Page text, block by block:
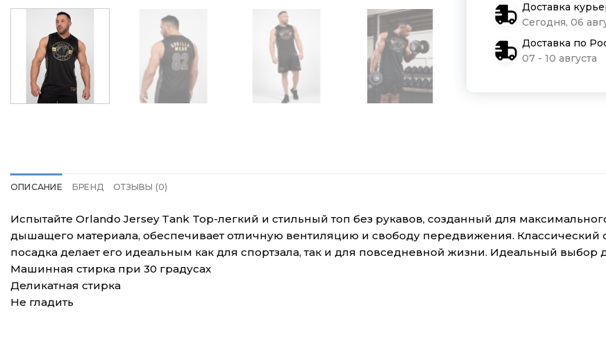
Доставка
Сегодня, 06
Доставка по
07 - 10 августа
ОПИСАНИЕ БРЕНД ОТЗЫВЫ (0)
Испытайте Orlando Jersey Tank Top-легкий и стильный топ без рукавов, созданный для
дышащего материала, обеспечивает отличную вентиляцию и свободу передвижения. Классический
посадка делает его идеальным как для спортзала, так и для повседневной жизни. Идеальный выбор
Машинная стирка при 30 градусах
Деликатная стирка
Не гладить